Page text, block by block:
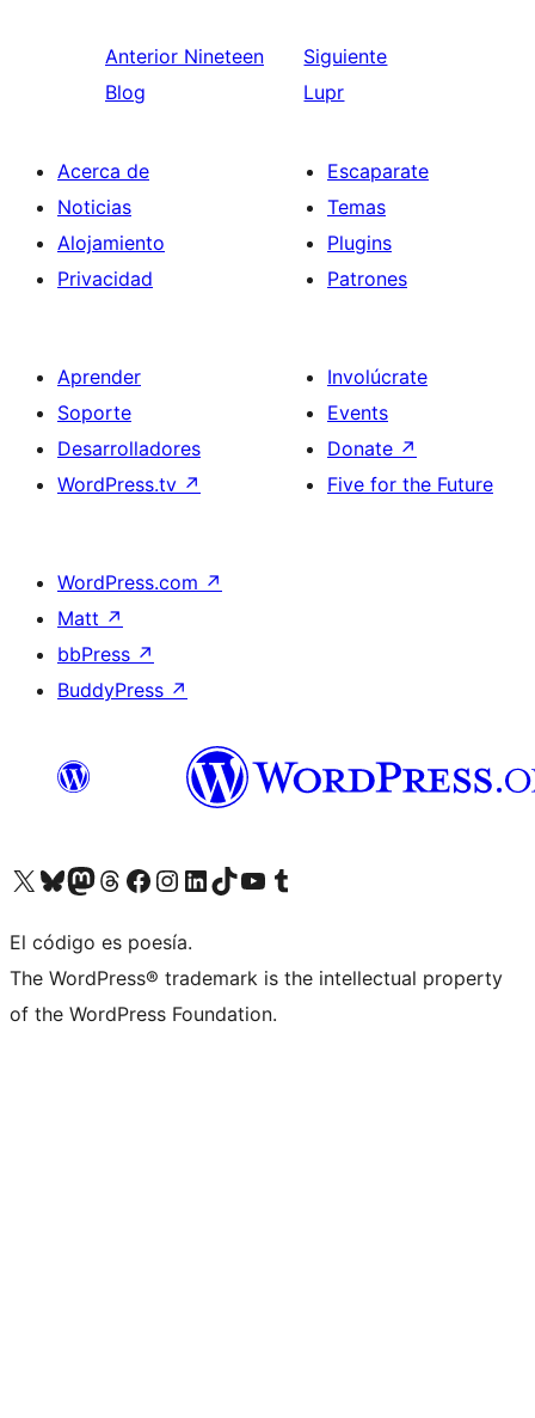
Anterior Nineteen
Blog
Siguiente
Lupr
Acerca de
Noticias
Alojamiento
Privacidad
Escaparate
Temas
Plugins
Patrones
Aprender
Soporte
Desarrolladores
WordPress.tv ↗
Involúcrate
Events
Donate ↗
Five for the Future
WordPress.com ↗
Matt ↗
bbPress ↗
BuddyPress ↗
Visit our X (formerly Twitter) account
Visit our Bluesky account
Visit our Mastodon account
Visit our Threads account
Visita nuestra página de Facebook
Visita nuestra cuenta de Instagram
Visita nuestra cuenta de LinkedIn
Visit our TikTok account
Visita nuestro canal de YouTube
Visit our Tumblr account
El código es poesía.
The WordPress® trademark is the intellectual property
of the WordPress Foundation.